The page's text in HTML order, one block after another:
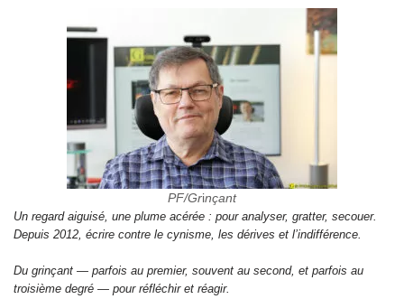
PF/Grinçant
Un regard aiguisé, une plume acérée : pour analyser, gratter, secouer.
Depuis 2012, écrire contre le cynisme, les dérives et l’indifférence.
Du grinçant — parfois au premier, souvent au second, et parfois au
troisième degré — pour réfléchir et réagir.